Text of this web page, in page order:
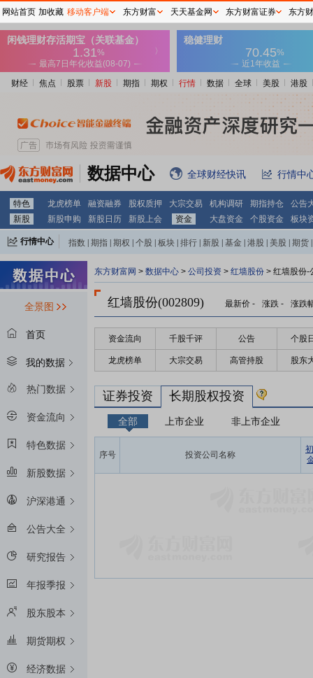
财经 焦点 股票 新股 期指 期权 行情 数据 全球 美股 港股
数据中心 全球财经快讯 行情中
特色 龙虎榜单 融资融券 股权质押 大宗交易 机构调研 期指持仓
公告
新股
新股申购 新股日历 新股上会 资金 大盘资金 个股资金 板块
行情中心 指数 期指 期权 个股 板块 排行 新股 基金 港股 美股 期货
全景图
首页
我的数据
热门数据
资金流向
特色数据
新股数据
沪深港通
公告大全
研究报告
年报季报
股东股本
期货期权
经济数据
东方财富网 > 数据中心 > 公司投资 > 红墙股份 > 红墙股份-
红墙股份(002809) 最新价 - 涨跌 - 涨跌
资金流向 千股千评 公告 个股
龙虎榜单 大宗交易 高管持股 股东
证券投资 长期股权投资
全部 上市企业 非上市企业
序号 投资公司名称
网站首页 加收藏 移动客户端 东方财富 天天基金网 东方财富证券 东方